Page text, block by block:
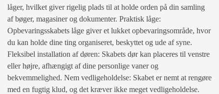
låger, hvilket giver rigelig plads til at holde orden på din samling
af bøger, magasiner og dokumenter. Praktisk låge:
Opbevaringsskabets låge giver et lukket opbevaringsområde, hvor
du kan holde dine ting organiseret, beskyttet og ude af syne.
Fleksibel installation af døren: Skabets dør kan placeres til venstre
eller højre, afhængigt af dine personlige vaner og
bekvemmelighed. Nem vedligeholdelse: Skabet er nemt at rengøre
med en fugtig klud, og det kræver ikke meget vedligeholdelse.